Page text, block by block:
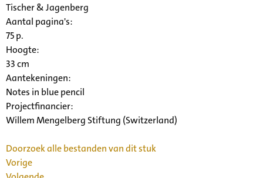
Tischer & Jagenberg
Aantal pagina's:
75 p.
Hoogte:
33 cm
Aantekeningen:
Notes in blue pencil
Projectfinancier:
Willem Mengelberg Stiftung (Switzerland)
Doorzoek alle bestanden van dit stuk
Vorige